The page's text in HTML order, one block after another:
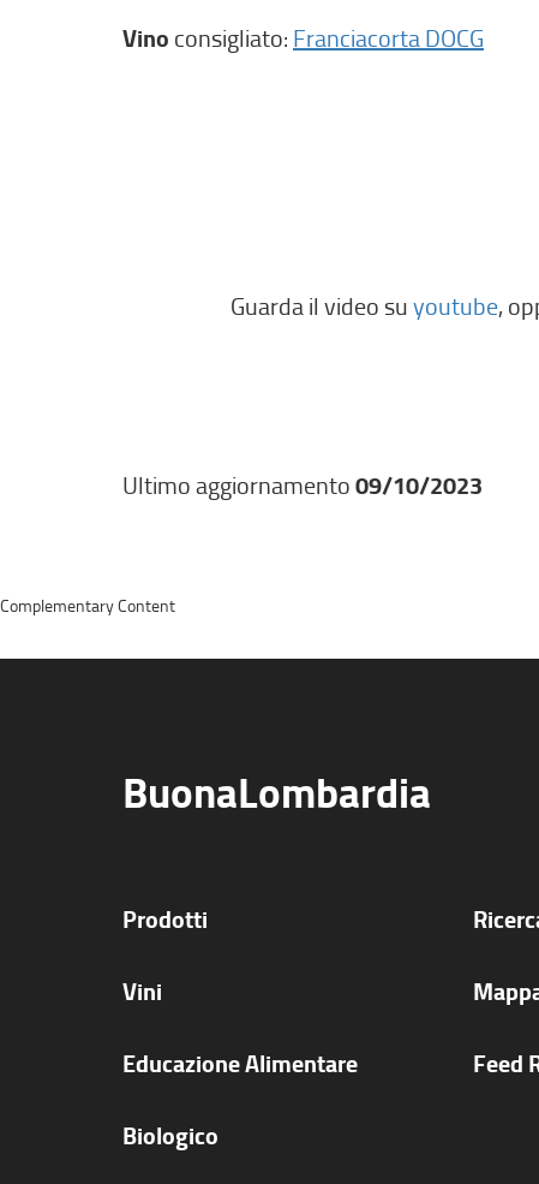
Vino consigliato: Franciacorta DOCG
Guarda il video suyoutube,
Ultimo aggiornamento09/10/2023
BuonaLombardia
Prodotti
Vini
Educazione Alimentare
Biologico
Feed
Complementary Content